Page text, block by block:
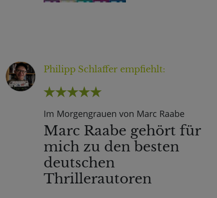
Philipp Schlaffer empfiehlt:
Im Morgengrauen von Marc Raabe
Marc Raabe gehört für
mich zu den besten
deutschen
Thrillerautoren